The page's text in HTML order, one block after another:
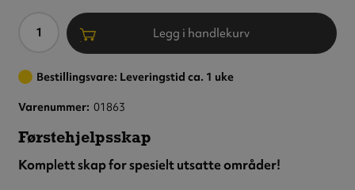
Antall Legg i handlekurv
Bestillingsvare: Leveringstid ca. 1 uke
Varenummer 01863
Førstehjelpsskap
Komplett skap for spesielt utsatte områder!